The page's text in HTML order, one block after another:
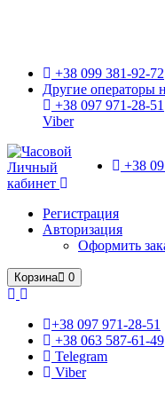
+38 099 381-92-72
Другие операторы
+38 097 971-28-51
Viber
+38
Личный
кабинет
Регистрация
Авторизация
Оформить
Корзина 0
+38 097 971-28-51
+38 063 587-61-49
Telegram
Viber